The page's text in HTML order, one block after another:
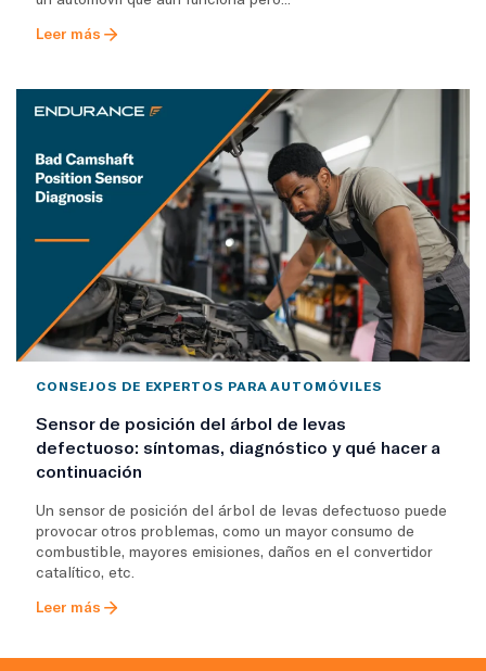
Leer más
CONSEJOS DE EXPERTOS PARA AUTOMÓVILES
Sensor de posición del árbol de levas
defectuoso: síntomas, diagnóstico y qué hacer a
continuación
Un sensor de posición del árbol de levas defectuoso puede
provocar otros problemas, como un mayor consumo de
combustible, mayores emisiones, daños en el convertidor
catalítico, etc.
Leer más